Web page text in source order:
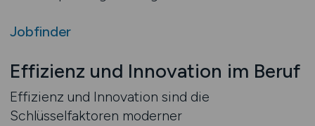
Jobfinder
Effizienz und Innovation im Beruf
Effizienz und Innovation sind die
Schlüsselfaktoren moderner